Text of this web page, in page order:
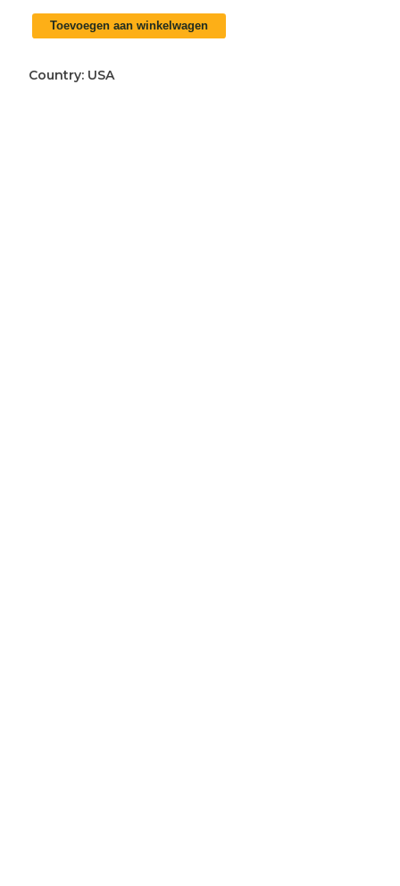
Amerikaanse
WO2
nagelvijl
Toevoegen aan winkelwagen
Country: USA